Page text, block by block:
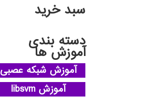
سبد خرید
دسته بندی
آموزش ها
آموزش شبکه عصبی
آموزش libsvm